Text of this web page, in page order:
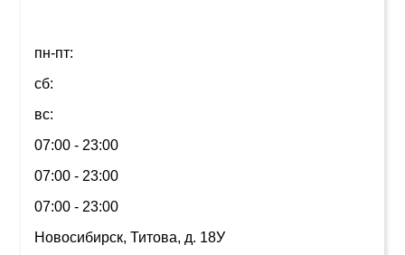
пн-пт:
сб:
вс:
07:00 - 23:00
07:00 - 23:00
07:00 - 23:00
Новосибирск, Титова, д. 18У